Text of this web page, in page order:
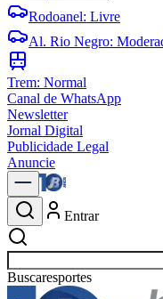
Rodoanel: Livre
Al. Rio Negro:
Trem: Normal
Canal de WhatsApp
Newsletter
Jornal Digital
Publicidade Legal
Anuncie
Entrar
Buscarpolítica